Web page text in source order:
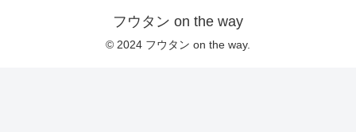
フウタン on the way
© 2024 フウタン on the way.